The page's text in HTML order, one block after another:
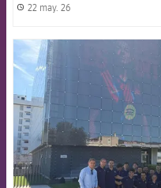
label.share.clock
22 may. 26